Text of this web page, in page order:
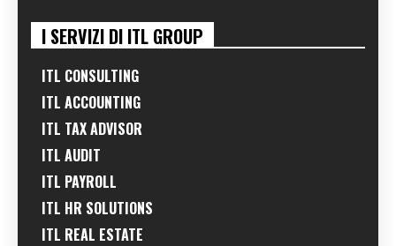
I SERVIZI DI ITL GROUP
ITL CONSULTING
ITL ACCOUNTING
ITL TAX ADVISOR
ITL AUDIT
ITL PAYROLL
ITL HR SOLUTIONS
ITL REAL ESTATE